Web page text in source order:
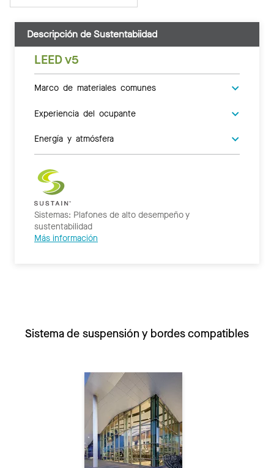
Descripción de Sustentabiidad
LEED v5
Marco de materiales comunes
Experiencia del ocupante
Energía y atmósfera
Sistemas: Plafones de alto desempeño y
sustentabilidad
Más información
Sistema de suspensión y bordes compatibles